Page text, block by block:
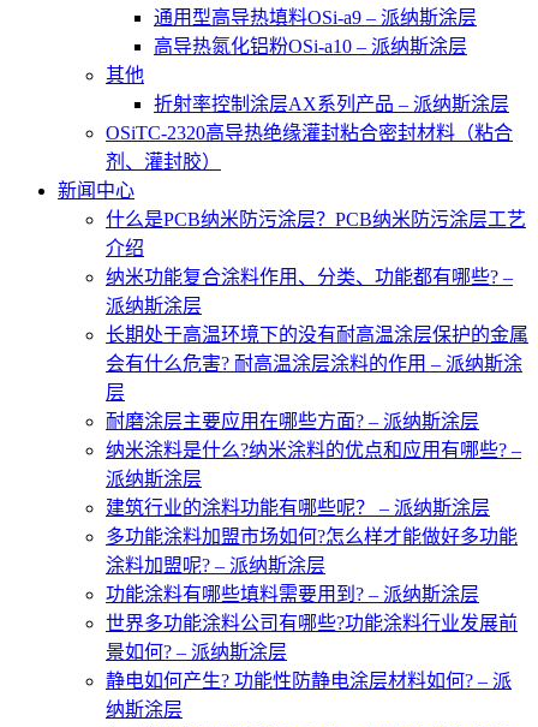
通用型高导热填料OSi-a9 – 派纳斯涂层
高导热氮化铝粉OSi-a10 – 派纳斯涂层
其他
折射率控制涂层AX系列产品 – 派纳斯涂层
OSiTC-2320高导热绝缘灌封粘合密封材料（粘合
剂、灌封胶）
新闻中心
什么是PCB纳米防污涂层？PCB纳米防污涂层工艺
介绍
纳米功能复合涂料作用、分类、功能都有哪些? –
派纳斯涂层
长期处于高温环境下的没有耐高温涂层保护的金属
会有什么危害? 耐高温涂层涂料的作用 – 派纳斯涂
层
耐磨涂层主要应用在哪些方面? – 派纳斯涂层
纳米涂料是什么?纳米涂料的优点和应用有哪些? –
派纳斯涂层
建筑行业的涂料功能有哪些呢？ – 派纳斯涂层
多功能涂料加盟市场如何?怎么样才能做好多功能
涂料加盟呢? – 派纳斯涂层
功能涂料有哪些填料需要用到? – 派纳斯涂层
世界多功能涂料公司有哪些?功能涂料行业发展前
景如何? – 派纳斯涂层
静电如何产生? 功能性防静电涂层材料如何? – 派
纳斯涂层